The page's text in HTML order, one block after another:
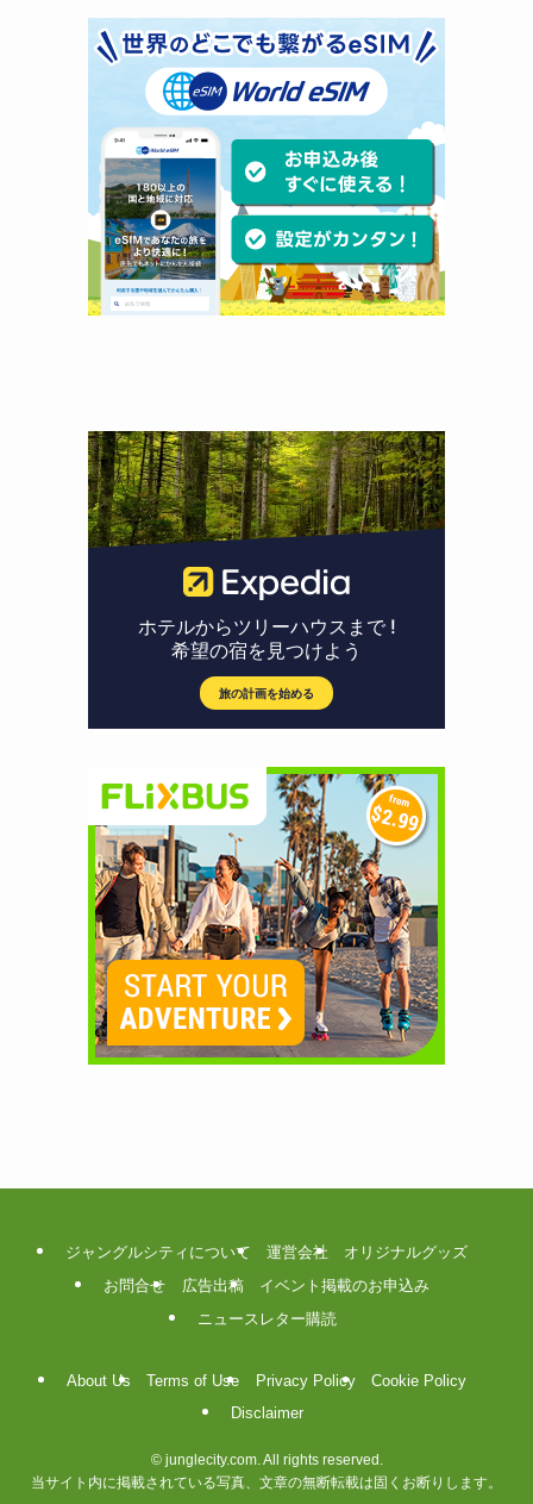
ジャングルシティについて 運営会社
オリジナルグッズ
お問合せ
広告出稿
イベント掲載のお申込み
ニュースレター購読
About Us Terms of Use Privacy Policy
Cookie Policy
Disclaimer
©junglecity.com. All rights reserved.
当サイト内に掲載されている写真、文章の無断転載は固くお断りします。